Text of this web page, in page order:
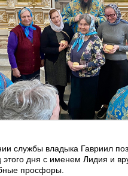
службы владыка Гавриил
этого дня с именем Лидия и
просфоры.